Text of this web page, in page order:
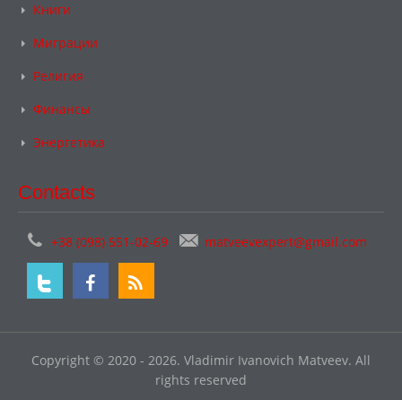
Книги
Миграции
Религия
Финансы
Энергетика
Contacts
+38 (098) 551-02-69 matveevexpert@gmail.com
Copyright © 2020 - 2026. Vladimir Ivanovich Matveev. All
rights reserved